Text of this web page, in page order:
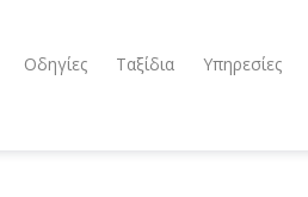
Οδηγίες Ταξίδια Υπηρεσίες